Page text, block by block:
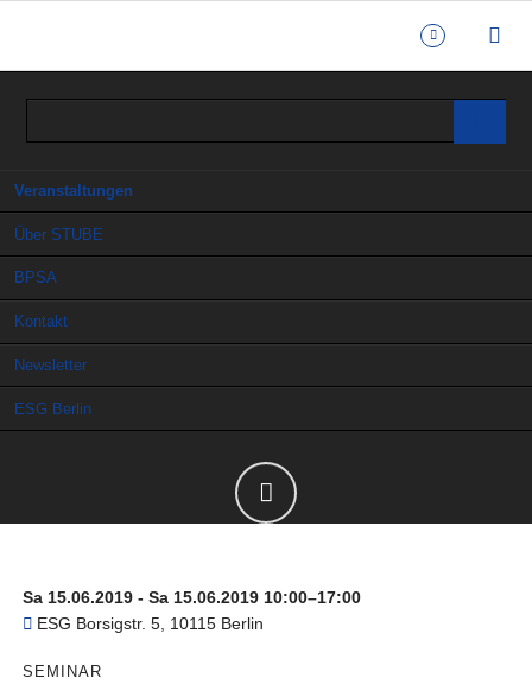
Veranstaltungen
Über STUBE
BPSA
Kontakt
Newsletter
ESG Berlin
Sa 15.06.2019 - Sa 15.06.2019 10:00–17:00
ESG Borsigstr. 5, 10115 Berlin
SEMINAR